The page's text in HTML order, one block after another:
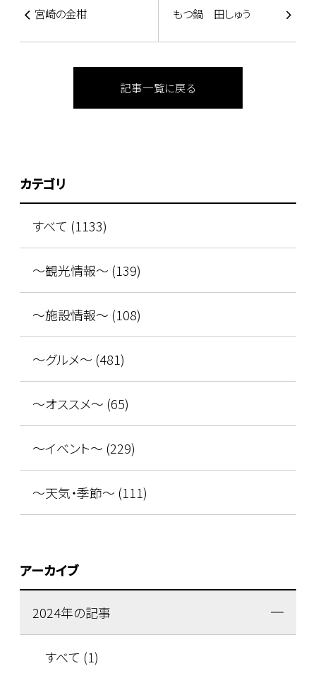
宮崎の金柑 もつ鍋 田しゅう
記事一覧に戻る
カテゴリ
すべて (1133)
～観光情報～ (139)
～施設情報～ (108)
～グルメ～ (481)
～オススメ～ (65)
～イベント～ (229)
～天気・季節～ (111)
アーカイブ
2024年の記事
すべて (1)